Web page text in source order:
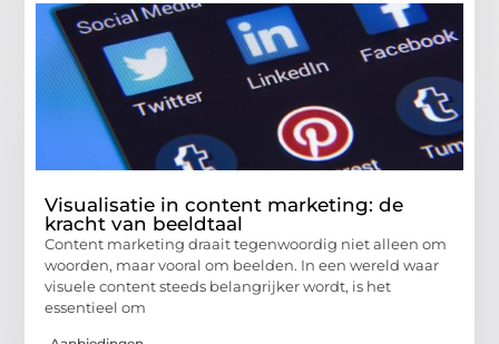
Visualisatie in content marketing: de
kracht van beeldtaal
Content marketing draait tegenwoordig niet alleen om
woorden, maar vooral om beelden. In een wereld waar
visuele content steeds belangrijker wordt, is het
essentieel om